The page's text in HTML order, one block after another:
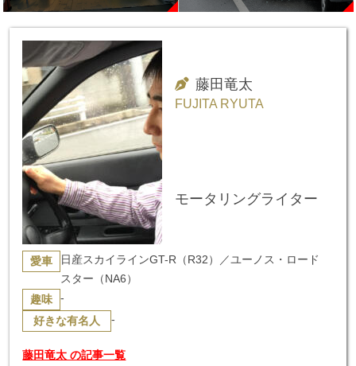
藤田竜太
FUJITA RYUTA
モータリングライター
愛車
日産スカイラインGT-R（R32）／ユーノス・ロード
スター（NA6）
趣味 -
好きな有名人 -
藤田竜太 の記事一覧